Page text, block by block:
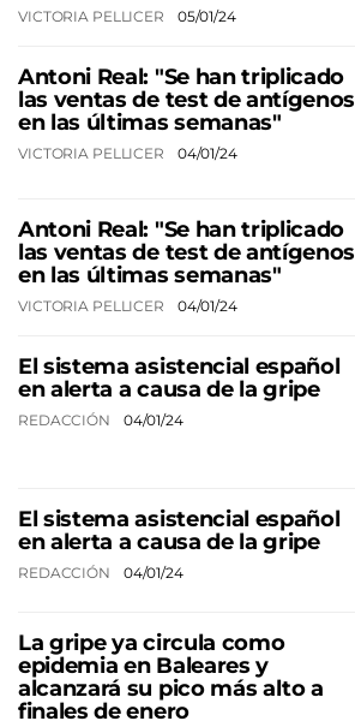
VICTORIA PELLICER 05/01/24
Antoni Real: "Se han triplicado
las ventas de test de antígenos
en las últimas semanas"
VICTORIA PELLICER 04/01/24
Antoni Real: "Se han triplicado
las ventas de test de antígenos
en las últimas semanas"
VICTORIA PELLICER 04/01/24
El sistema asistencial español
en alerta a causa de la gripe
REDACCIÓN 04/01/24
El sistema asistencial español
en alerta a causa de la gripe
REDACCIÓN 04/01/24
La gripe ya circula como
epidemia en Baleares y
alcanzará su pico más alto a
finales de enero